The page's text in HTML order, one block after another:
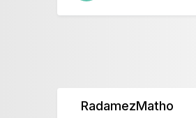
RadamezMatho